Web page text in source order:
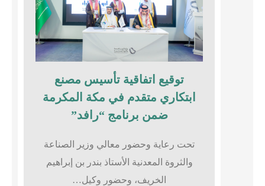
توقيع اتفاقية تأسيس مصنع
ابتكاري متقدم في مكة المكرمة
ضمن برنامج “رافد”
تحت رعاية وحضور معالي وزير الصناعة
والثروة المعدنية الأستاذ بندر بن إبراهيم
الخريف، وحضور وكيل…